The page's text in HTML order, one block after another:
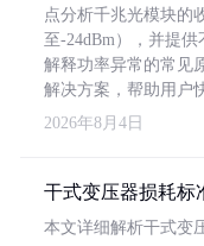
点分析千兆光模块的
至-24dBm），并提
解释功率异常的常见
解决方案，帮助用户
2026年8月4日
干式变压器损耗标
本文详细解析干式变